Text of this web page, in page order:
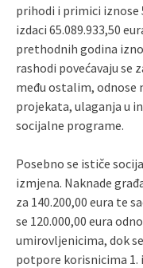
prihodi i primici iznose
izdaci 65.089.933,50
prethodnih godina
rashodi povećavaju se
među ostalim, odnose
projekata, ulaganja u
socijalne programe.
Posebno se ističe
izmjena. Naknade
za 140.200,00 eura te
se 120.000,00 eura
umirovljenicima, dok
potpore korisnicima 1.